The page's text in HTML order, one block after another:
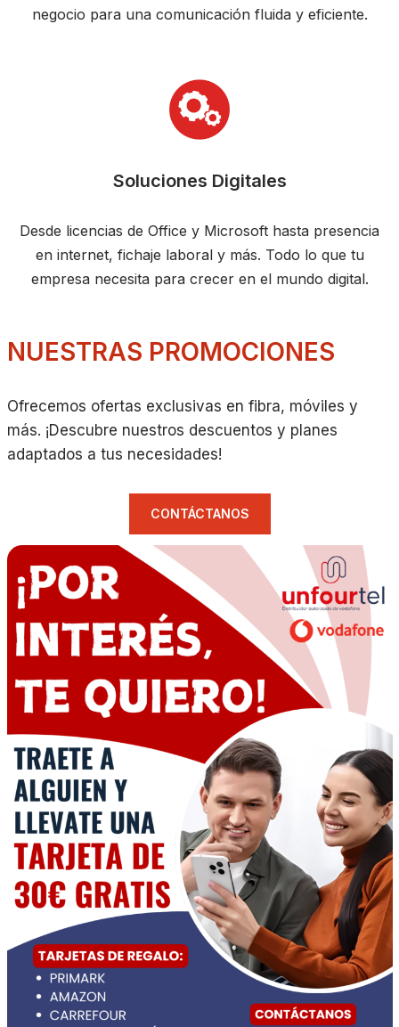
negocio para una comunicación fluida y eficiente.
Soluciones Digitales
Desde licencias de Office y Microsoft hasta presencia
en internet, fichaje laboral y más. Todo lo que tu
empresa necesita para crecer en el mundo digital.
NUESTRAS PROMOCIONES
Ofrecemos ofertas exclusivas en fibra, móviles y
más. ¡Descubre nuestros descuentos y planes
adaptados a tus necesidades!
CONTÁCTANOS